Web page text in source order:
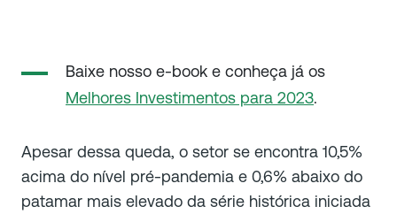
Baixe nosso e-book e conheça já os
Melhores Investimentos para 2023.
Apesar dessa queda, o setor se encontra 10,5%
acima do nível pré-pandemia e 0,6% abaixo do
patamar mais elevado da série histórica iniciada